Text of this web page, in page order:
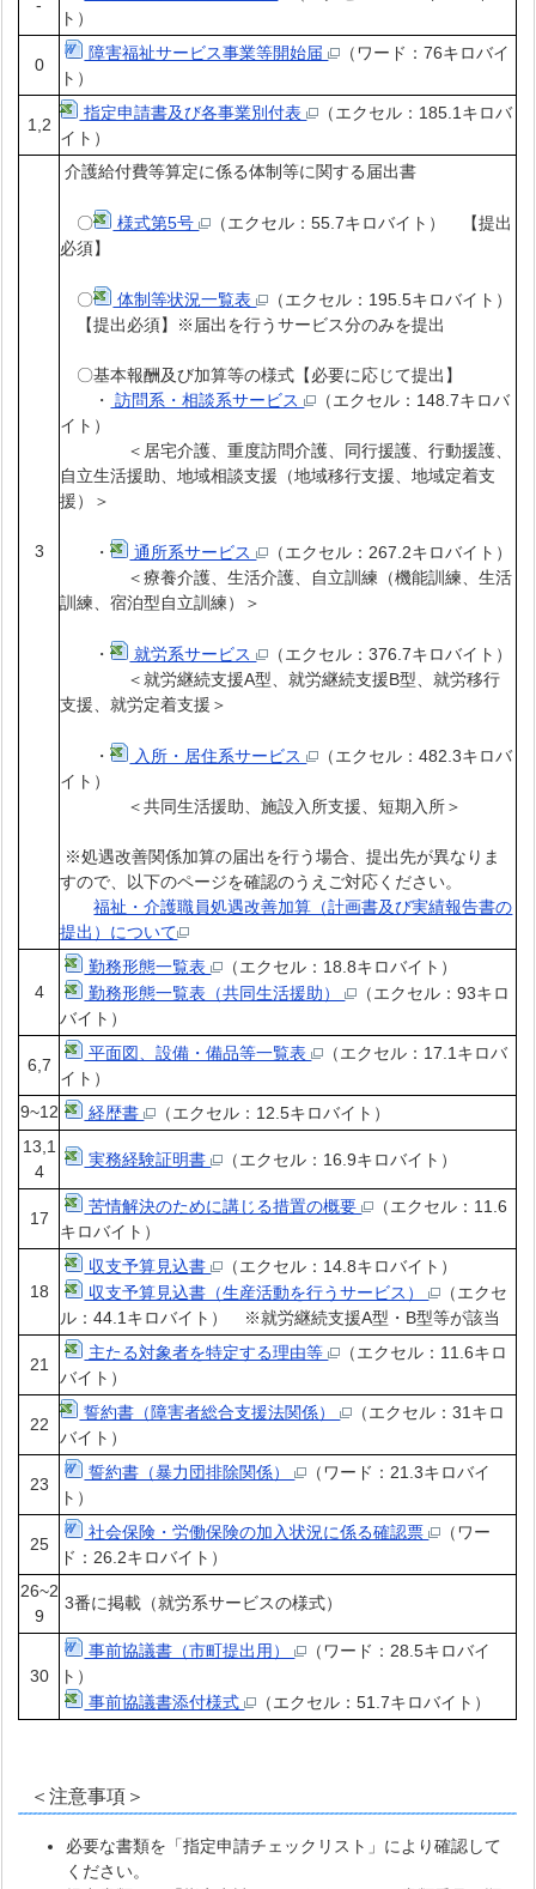
-
ト）
0
障害福祉サービス事業等開始届
（ワード：76キロバイ
ト）
1,2
指定申請書及び各事業別付表
（エクセル：185.1キロバ
イト）
3
介護給付費等算定に係る体制等に関する届出書
〇 様式第5号
（エクセル：55.7キロバイト） 【提出
必須】
〇 体制等状況一覧表
（エクセル：195.5キロバイト）
【提出必須】※届出を行うサービス分のみを提出
〇基本報酬及び加算等の様式【必要に応じて提出】
・ 訪問系・相談系サービス
（エクセル：148.7キロバ
イト）
＜居宅介護、重度訪問介護、同行援護、行動援護、
自立生活援助、地域相談支援（地域移行支援、地域定着支
援）＞
・ 通所系サービス
（エクセル：267.2キロバイト）
＜療養介護、生活介護、自立訓練（機能訓練、生活
訓練、宿泊型自立訓練）＞
・ 就労系サービス
（エクセル：376.7キロバイト）
＜就労継続支援A型、就労継続支援B型、就労移行
支援、就労定着支援＞
・ 入所・居住系サービス
（エクセル：482.3キロバ
イト）
＜共同生活援助、施設入所支援、短期入所＞
※処遇改善関係加算の届出を行う場合、提出先が異なりま
すので、以下のページを確認のうえご対応ください。
福祉・介護職員処遇改善加算（計画書及び実績報告書の
提出）について
4
勤務形態一覧表
（エクセル：18.8キロバイト）
勤務形態一覧表（共同生活援助）
（エクセル：93キロ
バイト）
6,7
平面図、設備・備品等一覧表
（エクセル：17.1キロバ
イト）
9~12
経歴書
（エクセル：12.5キロバイト）
13,1
4
実務経験証明書 （エクセル：16.9キロバイト）
17
苦情解決のために講じる措置の概要
（エクセル：11.6
キロバイト）
18
収支予算見込書
（エクセル：14.8キロバイト）
収支予算見込書（生産活動を行うサービス）
（エクセ
ル：44.1キロバイト） ※就労継続支援A型・B型等が該当
21
主たる対象者を特定する理由等
（エクセル：11.6キロ
バイト）
22
誓約書（障害者総合支援法関係）
（エクセル：31キロ
バイト）
23
誓約書（暴力団排除関係）
（ワード：21.3キロバイ
ト）
25
社会保険・労働保険の加入状況に係る確認票
（ワー
ド：26.2キロバイト）
26~2
9
3番に掲載（就労系サービスの様式）
30
事前協議書（市町提出用）
（ワード：28.5キロバイ
ト）
事前協議書添付様式
（エクセル：51.7キロバイト）
＜注意事項＞
必要な書類を「指定申請チェックリスト」により確認して
ください。